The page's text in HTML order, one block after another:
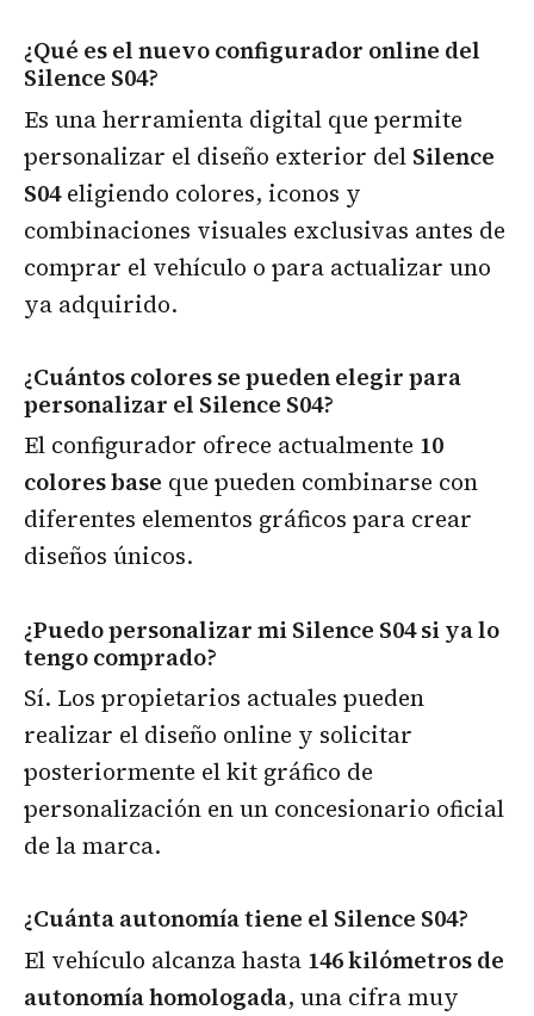
¿Qué es el nuevo configurador online del
Silence S04?
Es una herramienta digital que permite
personalizar el diseño exterior del Silence
S04eligiendo colores, iconos y
combinaciones visuales exclusivas antes de
comprar el vehículo o para actualizar uno
ya adquirido.
¿Cuántos colores se pueden elegir para
personalizar el Silence S04?
El configurador ofrece actualmente 10
colores base que pueden combinarse con
diferentes elementos gráficos para crear
diseños únicos.
¿Puedo personalizar mi Silence S04 si ya lo
tengo comprado?
Sí. Los propietarios actuales pueden
realizar el diseño online y solicitar
posteriormente el kit gráfico de
personalización en un concesionario oficial
de la marca.
¿Cuánta autonomía tiene el Silence S04?
El vehículo alcanza hasta 146 kilómetros de
autonomía homologada, una cifra muy